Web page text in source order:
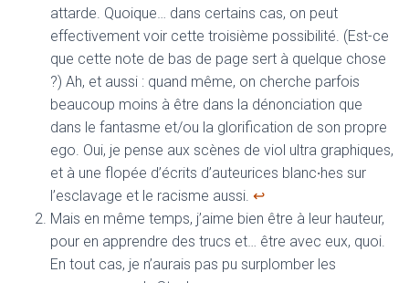
attarde. Quoique… dans certains cas, on peut
effectivement voir cette troisième possibilité. (Est-ce
que cette note de bas de page sert à quelque chose
?) Ah, et aussi : quand même, on cherche parfois
beaucoup moins à être dans la dénonciation que
dans le fantasme et/ou la glorification de son propre
ego. Oui, je pense aux scènes de viol ultra graphiques,
et à une flopée d’écrits d’auteurices blanc·hes sur
l’esclavage et le racisme aussi. ↩︎
Mais en même temps, j’aime bien être à leur hauteur,
pour en apprendre des trucs et… être avec eux, quoi.
En tout cas, je n’aurais pas pu surplomber les